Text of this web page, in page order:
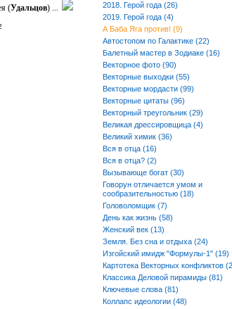
(Удальцов) ...
2018. Герой года (26)
2019. Герой года (4)
А Баба Яга против! (9)
Автостопом по Галактике (22)
Балетный мастер в Зодиаке (16)
Векторное фото (90)
Векторные выходки (55)
Векторные мордасти (99)
Векторные цитаты (96)
Векторный треугольник (29)
Великая дрессировщица (4)
Великий химик (36)
Вся в отца (16)
Вся в отца? (2)
Вызывающе богат (30)
Говорун отличается умом и
сообразительностью (18)
Головоломщик (7)
День как жизнь (58)
Женский век (13)
Земля. Без сна и отдыха (24)
Изгойский имидж "Формулы-1" (19)
Картотека Векторных конфликтов
Классика Деловой пирамиды (81)
Ключевые слова (81)
Коллапс идеологии (48)